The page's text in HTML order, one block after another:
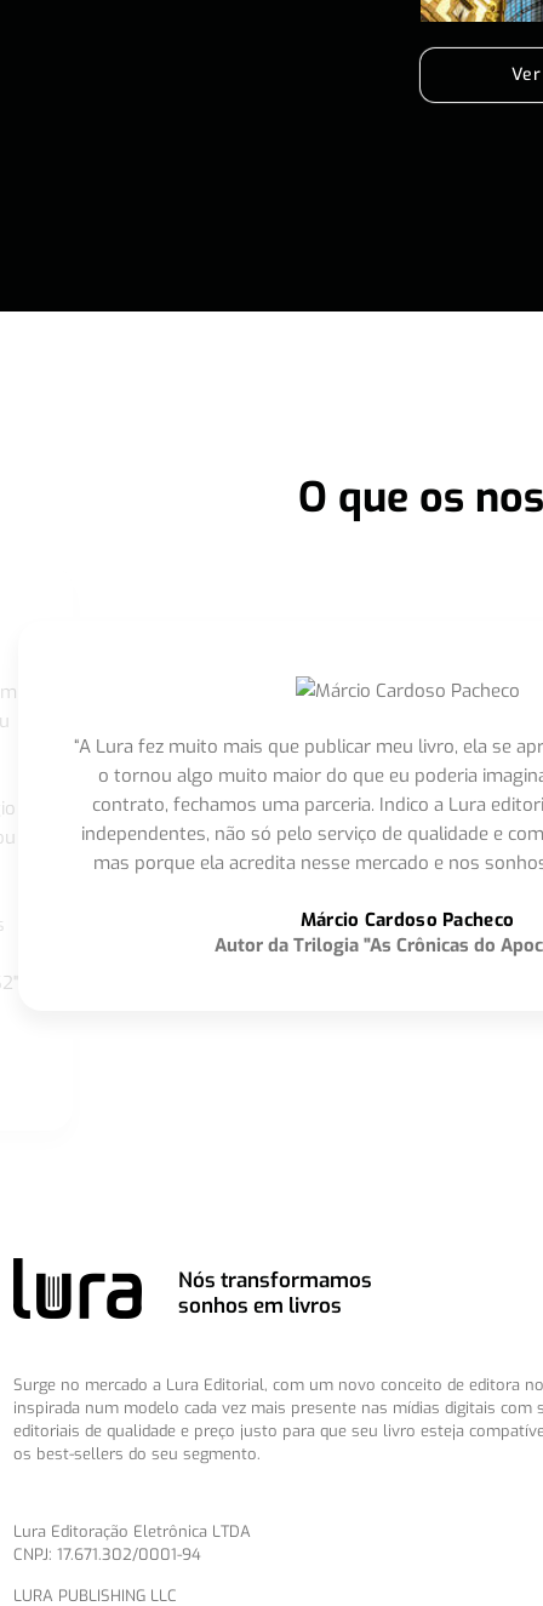
O que os
“A Lura fez muito mais que publicar meu livro, ela se
o tornou algo muito maior do que eu poderia
contrato, fechamos uma parceria. Indico a Lura
independentes, não só pelo serviço de qualidade e
mas porque ela acredita nesse mercado e nos
Márcio Cardoso Pacheco
Autor da Trilogia "As Crônicas do
Nós transformamos
sonhos em livros
Surge no mercado a Lura Editorial, com um novo conceito de editora
inspirada num modelo cada vez mais presente nas mídias digitais com
editoriais de qualidade e preço justo para que seu livro esteja
os best-sellers do seu segmento.
Lura Editoração Eletrônica LTDA
CNPJ: 17.671.302/0001-94
LURA PUBLISHING LLC